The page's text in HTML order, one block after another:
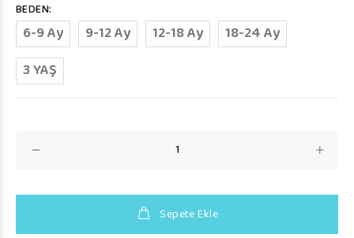
BEDEN:
6-9 Ay 9-12 Ay 12-18 Ay
18-24 Ay
3 YAŞ
Sepete Ekle